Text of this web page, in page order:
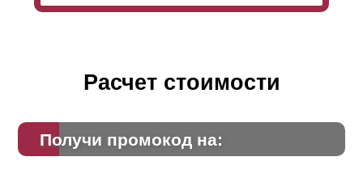
Расчет стоимости
Получи промокод на: